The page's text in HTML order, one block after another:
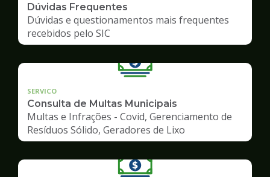
Dúvidas Frequentes
Dúvidas e questionamentos mais frequentes
recebidos pelo SIC
SERVICO
Consulta de Multas Municipais
Multas e Infrações - Covid, Gerenciamento de
Resíduos Sólido, Geradores de Lixo